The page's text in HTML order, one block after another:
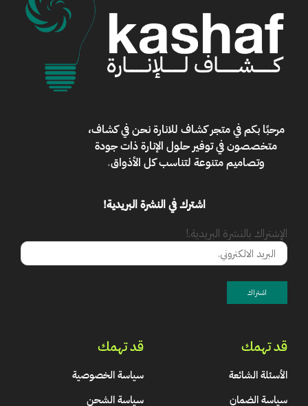
مرحبًا بكم فيمتجر كشاف للانارةنحن في كشاف،
متخصصون في توفير حلول الإنارة ذات جودة
وتصاميم متنوعة لتناسب كل الأذواق.
اشترك في النشرة البريدية!
الإشتراك بالنشرة البريدية.!
قد تهمك
الأسئلة الشائعة
سياسة الضمان
قد تهمك
سياسة الخصوصية
سياسة الشحن